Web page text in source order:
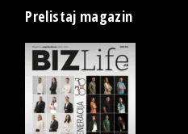
Prelistaj magazin